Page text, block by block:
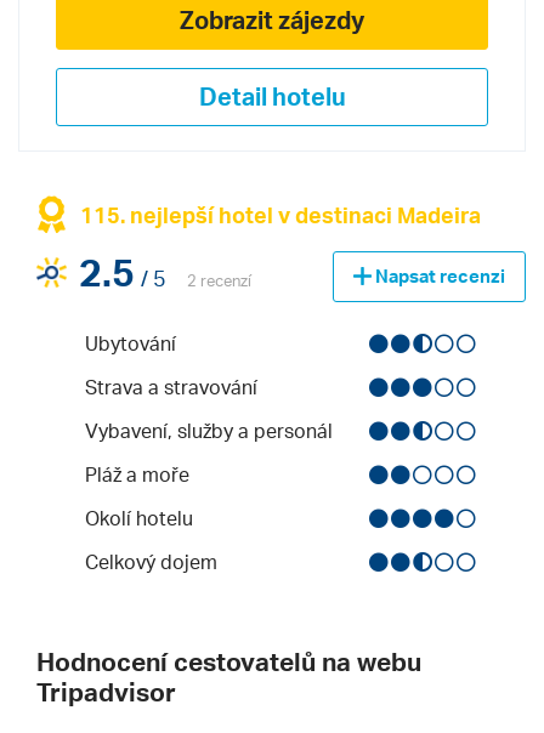
Zobrazit zájezdy
Detail hotelu
115. nejlepší hotel v destinaci Madeira
2.5 / 5 2 recenzí Napsat recenzi
Ubytování
Strava a stravování
Vybavení, služby a personál
Pláž a moře
Okolí hotelu
Celkový dojem
Hodnocení cestovatelů na webu
Tripadvisor